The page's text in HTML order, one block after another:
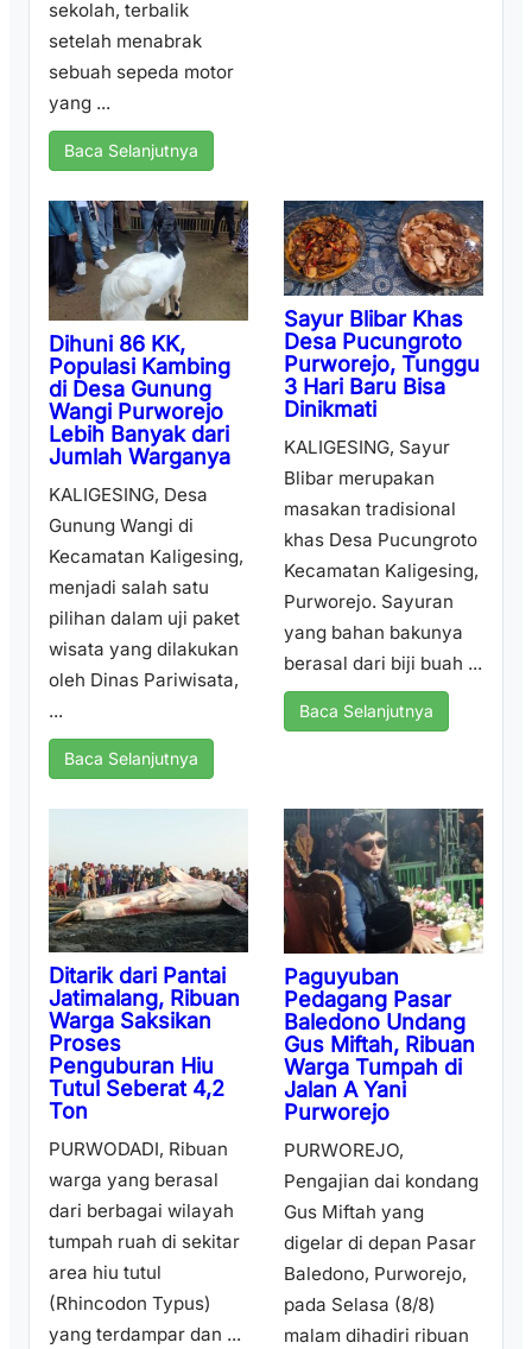
sekolah, terbalik
setelah menabrak
sebuah sepeda motor
yang ...
Baca Selanjutnya
Dihuni 86 KK,
Populasi Kambing
di Desa Gunung
Wangi Purworejo
Lebih Banyak dari
Jumlah Warganya
KALIGESING, Desa
Gunung Wangi di
Kecamatan Kaligesing,
menjadi salah satu
pilihan dalam uji paket
wisata yang dilakukan
oleh Dinas Pariwisata,
...
Baca Selanjutnya
Sayur Blibar Khas
Desa Pucungroto
Purworejo, Tunggu
3 Hari Baru Bisa
Dinikmati
KALIGESING, Sayur
Blibar merupakan
masakan tradisional
khas Desa Pucungroto
Kecamatan Kaligesing,
Purworejo. Sayuran
yang bahan bakunya
berasal dari biji buah ...
Baca Selanjutnya
Ditarik dari Pantai
Jatimalang, Ribuan
Warga Saksikan
Proses
Penguburan Hiu
Tutul Seberat 4,2
Ton
PURWODADI, Ribuan
warga yang berasal
dari berbagai wilayah
tumpah ruah di sekitar
area hiu tutul
(Rhincodon Typus)
yang terdampar dan ...
Paguyuban
Pedagang Pasar
Baledono Undang
Gus Miftah, Ribuan
Warga Tumpah di
Jalan A Yani
Purworejo
PURWOREJO,
Pengajian dai kondang
Gus Miftah yang
digelar di depan Pasar
Baledono, Purworejo,
pada Selasa (8/8)
malam dihadiri ribuan